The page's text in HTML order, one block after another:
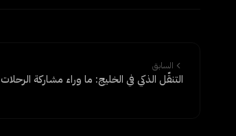
السابق
التنقّل الذكي في الخليج: ما وراء مشاركة الرحلات